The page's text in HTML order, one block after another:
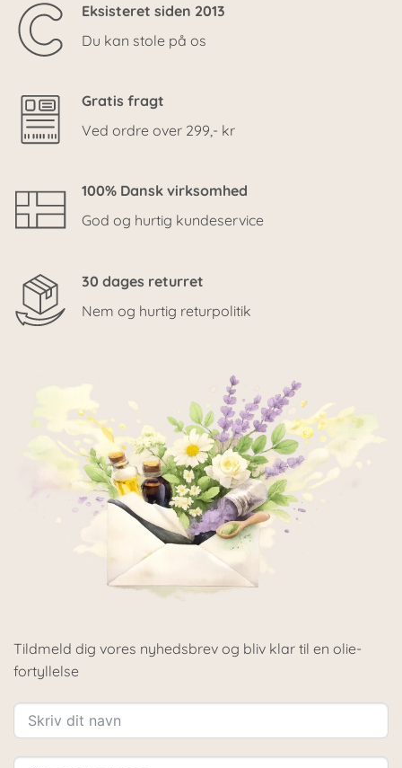
Eksisteret siden 2013
Du kan stole på os
Gratis fragt
Ved ordre over 299,- kr
100% Dansk virksomhed
God og hurtig kundeservice
30 dages returret
Nem og hurtig returpolitik
Tildmeld dig vores nyhedsbrev og bliv klar til en olie-
fortyllelse